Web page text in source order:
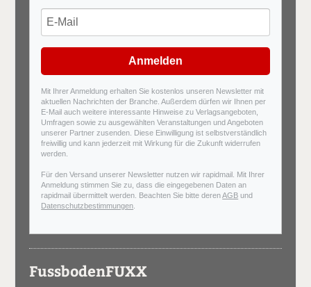
Anmelden
Mit Ihrer Anmeldung erhalten Sie kostenlos unseren Newsletter mit
aktuellen Nachrichten der Branche. Außerdem dürfen wir Ihnen per
E-Mail auch weitere interessante Hinweise zu Verlagsangeboten,
Umfragen sowie zu ausgewählten Veranstaltungen und Angeboten
unserer Partner zusenden. Diese Einwilligung ist selbstverständlich
freiwillig und kann jederzeit mit Wirkung für die Zukunft widerrufen
werden.
Für den Versand unserer Newsletter nutzen wir rapidmail. Mit Ihrer
Anmeldung stimmen Sie zu, dass die eingegebenen Daten an
rapidmail übermittelt werden. Beachten Sie bitte derenAGB und
Datenschutzbestimmungen
FussbodenFUXX